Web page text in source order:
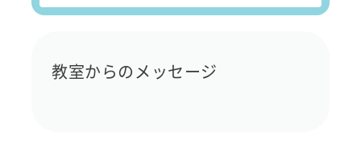
教室からのメッセージ